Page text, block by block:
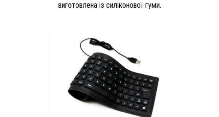
виготовлена ​​із силіконової гуми.